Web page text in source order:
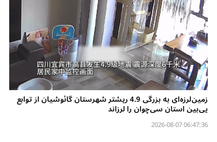
زمین‌لرزه‌ای به بزرگی 4.9 ریشتر شهرستان گائوشیان از توابع
یی‌بین استان سی‌چوان را لرزاند
06:47:36 2026-08-07